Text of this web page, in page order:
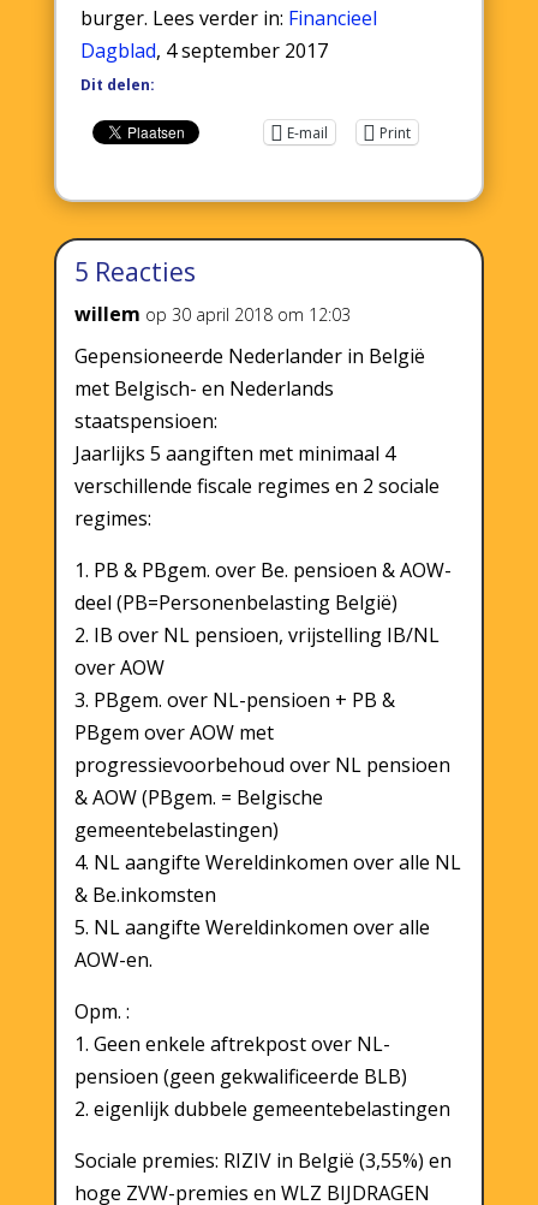
burger. Lees verder in: Financieel
Dagblad, 4 september 2017
Dit delen:
E-mail Print
5 Reacties
willem op 30 april 2018 om 12:03
Gepensioneerde Nederlander in België
met Belgisch- en Nederlands
staatspensioen:
Jaarlijks 5 aangiften met minimaal 4
verschillende fiscale regimes en 2 sociale
regimes:
1. PB & PBgem. over Be. pensioen & AOW-
deel (PB=Personenbelasting België)
2. IB over NL pensioen, vrijstelling IB/NL
over AOW
3. PBgem. over NL-pensioen + PB &
PBgem over AOW met
progressievoorbehoud over NL pensioen
& AOW (PBgem. = Belgische
gemeentebelastingen)
4. NL aangifte Wereldinkomen over alle NL
& Be.inkomsten
5. NL aangifte Wereldinkomen over alle
AOW-en.
Opm. :
1. Geen enkele aftrekpost over NL-
pensioen (geen gekwalificeerde BLB)
2. eigenlijk dubbele gemeentebelastingen
Sociale premies: RIZIV in België (3,55%) en
hoge ZVW-premies en WLZ BIJDRAGEN